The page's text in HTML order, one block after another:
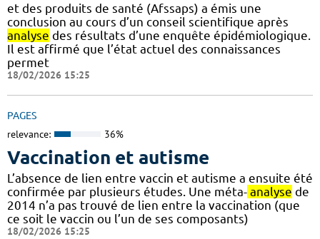
et des produits de santé (Afssaps) a émis une
conclusion au cours d’un conseil scientifique après
analyse des résultats d’une enquête épidémiologique.
Il est affirmé que l’état actuel des connaissances
permet
18/02/2026 15:25
PAGES
relevance: 36%
Vaccination et autisme
L’absence de lien entre vaccin et autisme a ensuite été
confirmée par plusieurs études. Une méta- analyse de
2014 n’a pas trouvé de lien entre la vaccination (que
ce soit le vaccin ou l’un de ses composants)
18/02/2026 15:25